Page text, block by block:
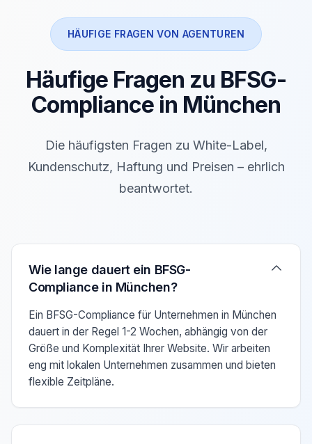
HÄUFIGE FRAGEN VON AGENTUREN
Häufige Fragen zu BFSG-
Compliance in München
Die häufigsten Fragen zu White-Label,
Kundenschutz, Haftung und Preisen – ehrlich
beantwortet.
Verwenden Sie die Pfeiltasten Auf/Ab um zwischen
Wie lange dauert ein BFSG-
Compliance in München?
Ein BFSG-Compliance für Unternehmen in München
dauert in der Regel 1-2 Wochen, abhängig von der
Größe und Komplexität Ihrer Website. Wir arbeiten
eng mit lokalen Unternehmen zusammen und bieten
flexible Zeitpläne.